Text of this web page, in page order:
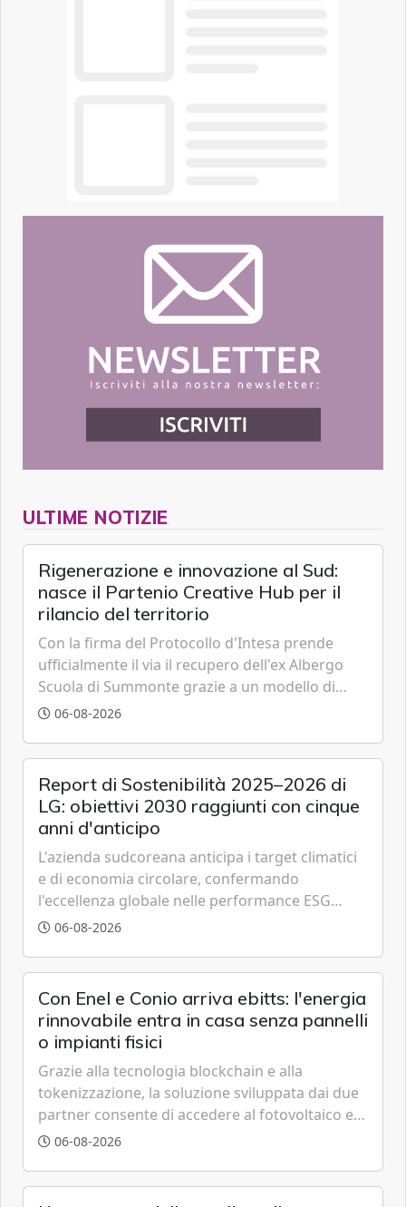
ULTIME NOTIZIE
Rigenerazione e innovazione al Sud:
nasce il Partenio Creative Hub per il
rilancio del territorio
Con la firma del Protocollo d'Intesa prende
ufficialmente il via il recupero dell'ex Albergo
Scuola di Summonte grazie a un modello di
partenariato pubblico-privato e a una rete di
06-08-2026
Report di Sostenibilità 2025–2026 di
LG: obiettivi 2030 raggiunti con cinque
anni d'anticipo
L'azienda sudcoreana anticipa i target climatici
e di economia circolare, confermando
l'eccellenza globale nelle performance ESG
grazie a innovazione, accessibilità e governance
06-08-2026
Con Enel e Conio arriva ebitts: l'energia
rinnovabile entra in casa senza pannelli
o impianti fisici
Grazie alla tecnologia blockchain e alla
tokenizzazione, la soluzione sviluppata dai due
partner consente di accedere al fotovoltaico e
all'eolico ottenendo risparmi diretti in bolletta,
06-08-2026